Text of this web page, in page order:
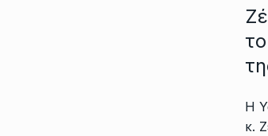
Η
κ.